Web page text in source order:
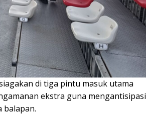
di tiga pintu masuk utama
ekstra guna mengantisipasi
balapan.